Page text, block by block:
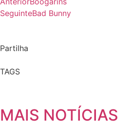
SeguinteBad Bunny
Partilha
TAGS
MAIS NOTÍCIAS